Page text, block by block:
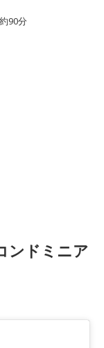
90分
ンドミニア